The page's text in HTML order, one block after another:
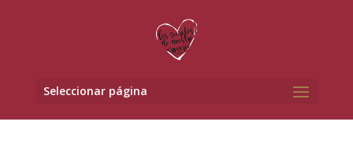
Seleccionar página